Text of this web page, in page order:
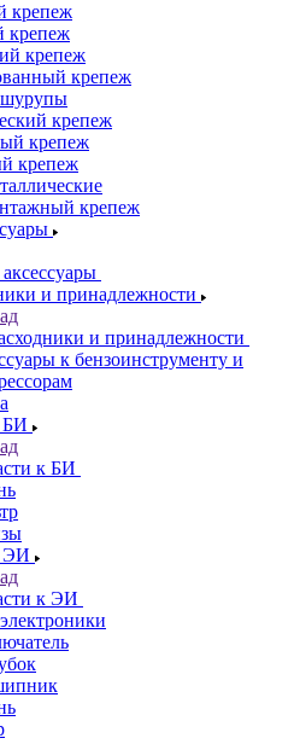
крепеж
крепеж
крепеж
крепеж
крепеж
крепеж
крепеж
крепеж
и принадлежности
и принадлежности
к бензоинструменту и
БИ
к БИ
ЭИ
к ЭИ